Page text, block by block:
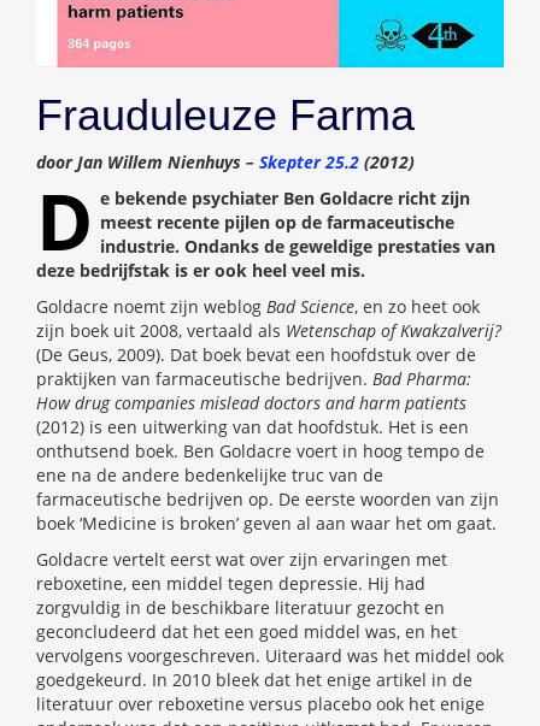
Frauduleuze Farma
door Jan Willem Nienhuys – Skepter 25.2 (2012)
D e bekende psychiater Ben Goldacre richt zijn
meest recente pijlen op de farmaceutische
industrie. Ondanks de geweldige prestaties van
deze bedrijfstak is er ook heel veel mis.
Goldacre noemt zijn weblog Bad Science, en zo heet ook
zijn boek uit 2008, vertaald als Wetenschap of Kwakzalverij?
(De Geus, 2009). Dat boek bevat een hoofdstuk over de
praktijken van farmaceutische bedrijven. Bad Pharma:
How drug companies mislead doctors and harm patients
(2012) is een uitwerking van dat hoofdstuk. Het is een
onthutsend boek. Ben Goldacre voert in hoog tempo de
ene na de andere bedenkelijke truc van de
farmaceutische bedrijven op. De eerste woorden van zijn
boek ‘Medicine is broken’ geven al aan waar het om gaat.
Goldacre vertelt eerst wat over zijn ervaringen met
reboxetine, een middel tegen depressie. Hij had
zorgvuldig in de beschikbare literatuur gezocht en
geconcludeerd dat het een goed middel was, en het
vervolgens voorgeschreven. Uiteraard was het middel ook
goedgekeurd. In 2010 bleek dat het enige artikel in de
literatuur over reboxetine versus placebo ook het enige